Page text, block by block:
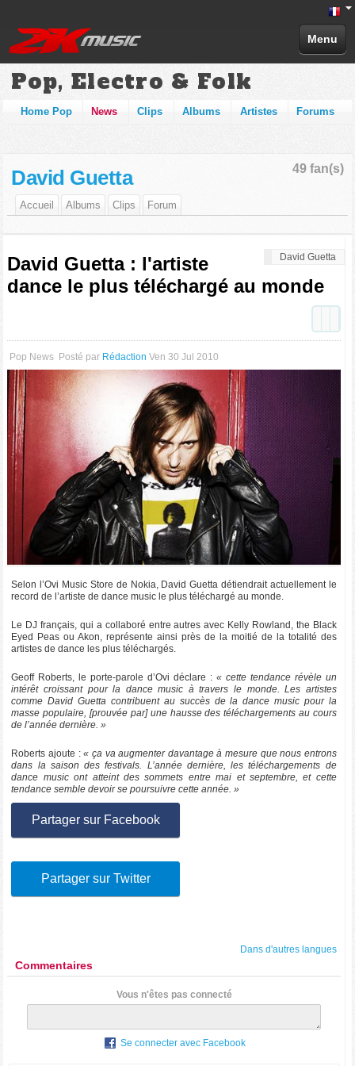
Menu
Pop, Electro & Folk
Home Pop News Clips Albums Artistes Forums
49 fan(s)
David Guetta
Accueil Albums Clips Forum
David Guetta
David Guetta : l'artiste
dance le plus téléchargé au monde
Pop News Posté par Rédaction Ven 30 Jul 2010
Selon l’Ovi Music Store de Nokia, David Guetta détiendrait actuellement le
record de l’artiste de dance music le plus téléchargé au monde.
Le DJ français, qui a collaboré entre autres avec Kelly Rowland, the Black
Eyed Peas ou Akon, représente ainsi près de la moitié de la totalité des
artistes de dance les plus téléchargés.
Geoff Roberts, le porte-parole d’Ovi déclare :« cette tendance révèle un
intérêt croissant pour la dance music à travers le monde. Les artistes
comme David Guetta contribuent au succès de la dance music pour la
masse populaire, [prouvée par] une hausse des téléchargements au cours
de l’année dernière. »
Roberts ajoute :« ça va augmenter davantage à mesure que nous entrons
dans la saison des festivals. L’année dernière, les téléchargements de
dance music ont atteint des sommets entre mai et septembre, et cette
tendance semble devoir se poursuivre cette année. »
Partager sur Facebook
Partager sur Twitter
Dans d'autres langues
Commentaires
Vous n'êtes pas connecté
Se connecter avec Facebook